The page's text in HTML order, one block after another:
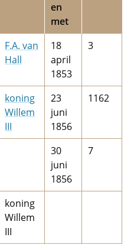
en
met
F.A. van
Hall
18
april
1853
3
koning
Willem
III
23
juni
1856
1162
30
juni
1856
7
koning
Willem
III